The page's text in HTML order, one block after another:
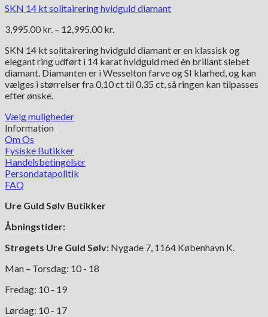
SKN 14 kt solitairering hvidguld diamant
3,995.00 kr. – 12,995.00 kr.
til
12,995.00 kr.
SKN 14 kt solitairering hvidguld diamant er en klassisk og
elegant ring udført i 14 karat hvidguld med én brillant slebet
diamant. Diamanten er i Wesselton farve og SI klarhed, og kan
vælges i størrelser fra 0,10 ct til 0,35 ct, så ringen kan tilpasses
efter ønske.
Vælg muligheder
Dette
vare
har
flere
varianter.
Mulighederne
vælges
varesiden
Information
Om Os
Fysiske Butikker
Handelsbetingelser
Persondatapolitik
FAQ
Ure Guld Sølv Butikker
Åbningstider:
Strøgets Ure Guld Sølv: Nygade 7, 1164 København K.
Man – Torsdag: 10 - 18
Fredag: 10 - 19
Lørdag: 10 - 17